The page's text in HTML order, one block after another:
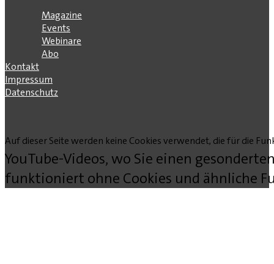
Magazine
Events
Webinare
Abo
Kontakt
Impressum
Datenschutz
Auf dieser Seite werden keine Cookies verwendet, die für die
YouTube-Videos, wo Sie einen
funktioniert ohne Cookies und ähnliche